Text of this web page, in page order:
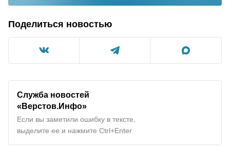
Поделиться новостью
Служба новостей
«Верстов.Инфо»
Если вы заметили ошибку в тексте,
выделите ее и нажмите Ctrl+Enter